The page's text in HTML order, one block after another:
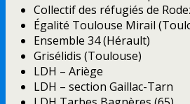
Collectif des réfugiés de
Égalité Toulouse Mirail
Ensemble 34 (Hérault)
Grisélidis (Toulouse)
LDH – Ariège
LDH – section Gaillac-Tarn